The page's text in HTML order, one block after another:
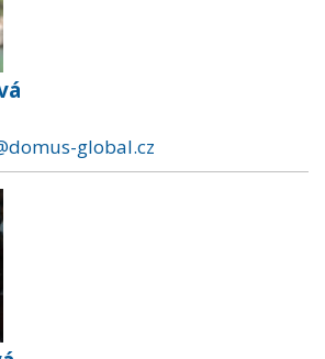
global.cz